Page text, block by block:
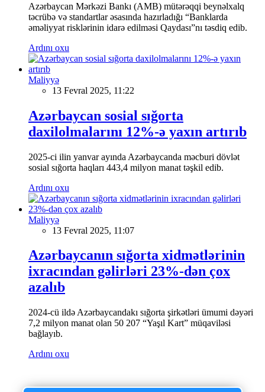
Azərbaycan Mərkəzi Bankı (AMB) mütərəqqi beynəlxalq
təcrübə və standartlar əsasında hazırladığı “Banklarda
əməliyyat risklərinin idarə edilməsi Qaydası”nı təsdiq edib.
Ardını oxu
Maliyyə
13 Fevral 2025, 11:22
Azərbaycan sosial sığorta
daxilolmalarını 12%-ə yaxın artırıb
2025-ci ilin yanvar ayında Azərbaycanda məcburi dövlət
sosial sığorta haqları 443,4 milyon manat təşkil edib.
Ardını oxu
Maliyyə
13 Fevral 2025, 11:07
Azərbaycanın sığorta xidmətlərinin
ixracından gəlirləri 23%-dən çox
azalıb
2024-cü ildə Azərbaycandakı sığorta şirkətləri ümumi dəyəri
7,2 milyon manat olan 50 207 “Yaşıl Kart” müqaviləsi
bağlayıb.
Ardını oxu